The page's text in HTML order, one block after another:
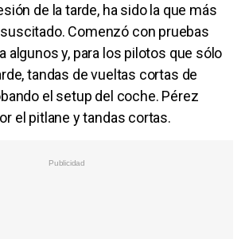
de la tarde, ha sido la que más
Comenzó con pruebas
algunos y, para los pilotos que sólo
tandas de vueltas cortas de
el setup del coche. Pérez
el pitlane y tandas cortas.